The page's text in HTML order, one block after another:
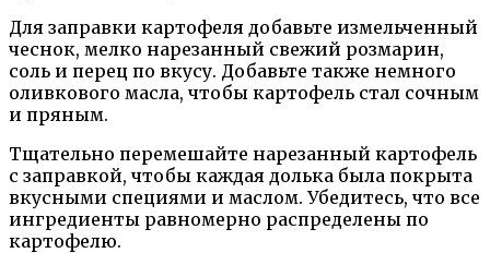
Для заправки картофеля добавьте измельченный
чеснок, мелко нарезанный свежий розмарин,
соль и перец по вкусу. Добавьте также немного
оливкового масла, чтобы картофель стал сочным
и пряным.
Тщательно перемешайте нарезанный картофель
с заправкой, чтобы каждая долька была покрыта
вкусными специями и маслом. Убедитесь, что все
ингредиенты равномерно распределены по
картофелю.